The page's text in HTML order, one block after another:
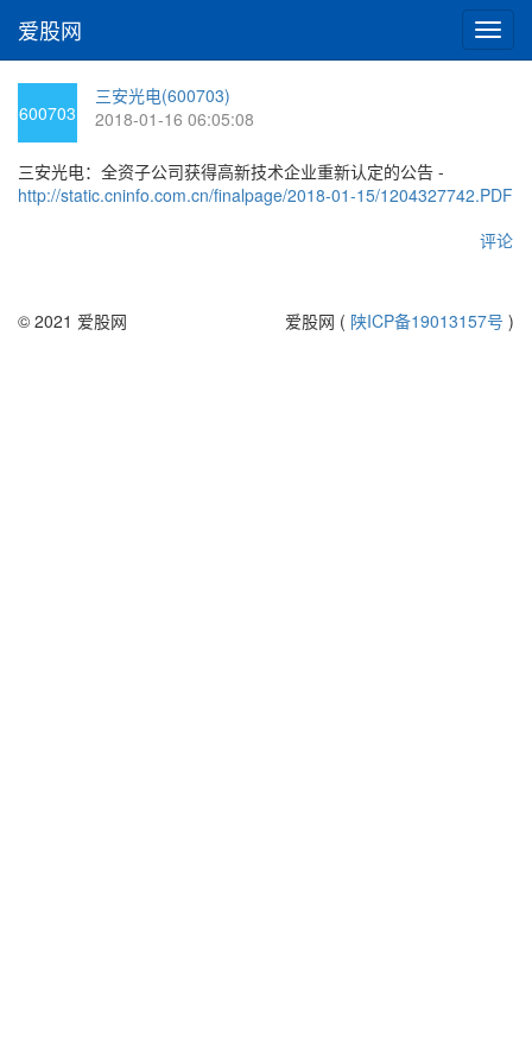
切
换
爱股网
600703
三安光电(600703)
2018-01-16 06:05:08
三安光电：全资子公司获得高新技术企业重新认定的公告 -
http://static.cninfo.com.cn/finalpage/2018-01-15/1204327742.PDF
评论
© 2021 爱股网 爱股网 ( 陕ICP备19013157号 )